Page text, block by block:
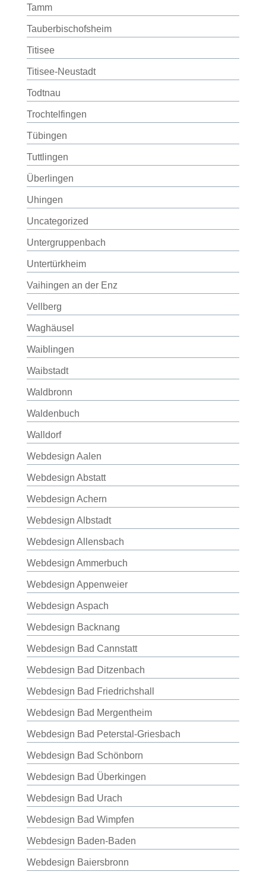
Tamm
Tauberbischofsheim
Titisee
Titisee-Neustadt
Todtnau
Trochtelfingen
Tübingen
Tuttlingen
Überlingen
Uhingen
Uncategorized
Untergruppenbach
Untertürkheim
Vaihingen an der Enz
Vellberg
Waghäusel
Waiblingen
Waibstadt
Waldbronn
Waldenbuch
Walldorf
Webdesign Aalen
Webdesign Abstatt
Webdesign Achern
Webdesign Albstadt
Webdesign Allensbach
Webdesign Ammerbuch
Webdesign Appenweier
Webdesign Aspach
Webdesign Backnang
Webdesign Bad Cannstatt
Webdesign Bad Ditzenbach
Webdesign Bad Friedrichshall
Webdesign Bad Mergentheim
Webdesign Bad Peterstal-Griesbach
Webdesign Bad Schönborn
Webdesign Bad Überkingen
Webdesign Bad Urach
Webdesign Bad Wimpfen
Webdesign Baden-Baden
Webdesign Baiersbronn